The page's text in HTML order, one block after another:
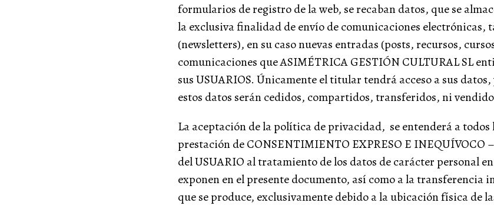
formularios de registro de la web, se recaban datos, que se
la exclusiva finalidad de envío de comunicaciones electrónicas,
(newsletters), en su caso nuevas entradas (posts, recursos,
comunicaciones que ASIMÉTRICA GESTIÓN CULTURAL SL
sus USUARIOS. Únicamente el titular tendrá acceso a sus
estos datos serán cedidos, compartidos, transferidos, ni
La aceptación de la política de privacidad, se entenderá a todos
prestación de CONSENTIMIENTO EXPRESO E INEQUÍVOCO
del USUARIO al tratamiento de los datos de carácter personal
exponen en el presente documento, así como a la transferencia
que se produce, exclusivamente debido a la ubicación física de